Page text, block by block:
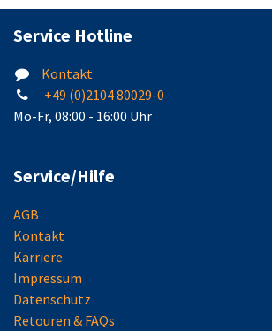
Service Hotline
Kontakt
+49 (0)2104 80029-0
Mo-Fr, 08:00 - 16:00 Uhr
Service/Hilfe
AGB
Kontakt
Karriere
Impressum
Datenschutz
Retouren & FAQs